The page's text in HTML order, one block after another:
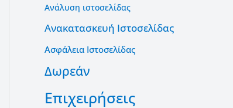
Ανάλυση ιστοσελίδας
Ανακατασκευή Ιστοσελίδας
Ασφάλεια Ιστοσελίδας
Δωρεάν
Επιχειρήσεις